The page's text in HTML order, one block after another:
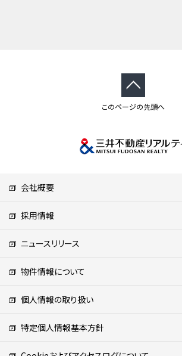
このページの先頭へ
会社概要
採用情報
ニュースリリース
物件情報について
個人情報の取り扱い
特定個人情報基本方針